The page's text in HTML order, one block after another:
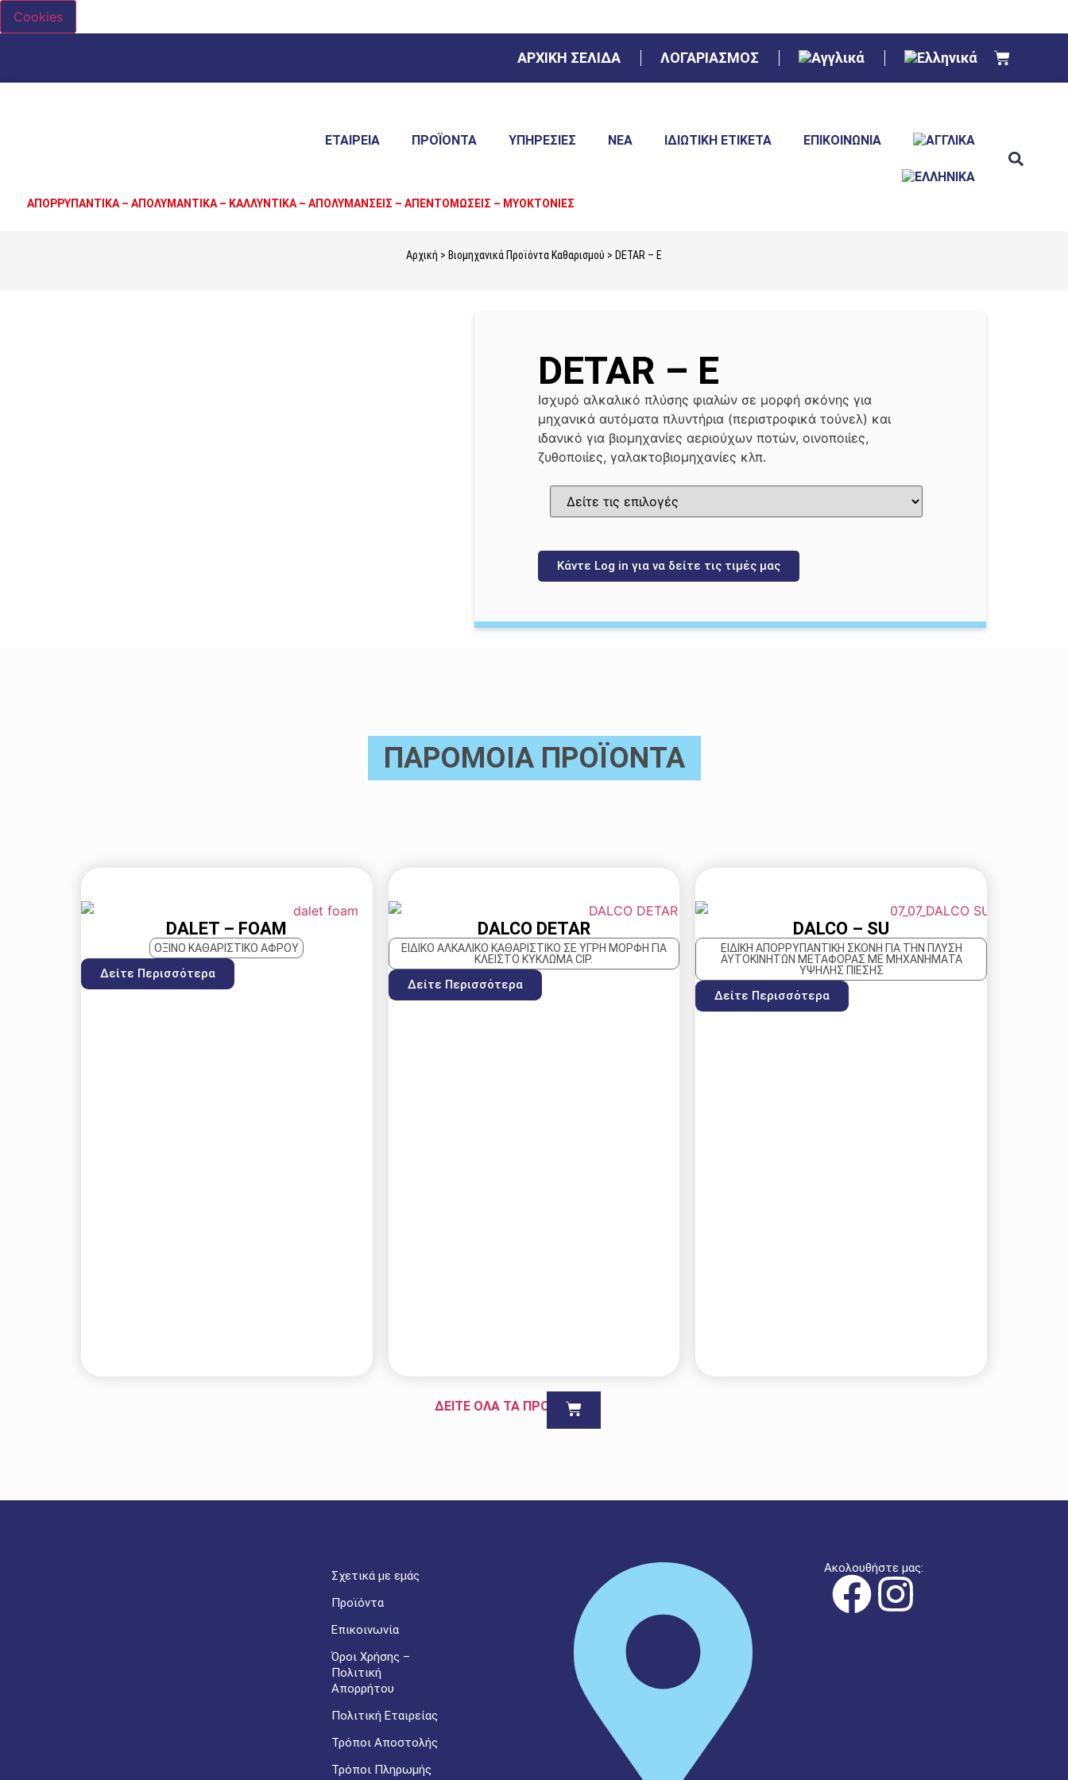
Cookies
ΑΡΧΙΚΗ ΣΕΛΙΔΑ ΛΟΓΑΡΙΑΣΜΟΣ
ΕΤΑΙΡΕΙΑ ΠΡΟΪΌΝΤΑ ΥΠΗΡΕΣΊΕΣ ΝΈΑ ΙΔΙΩΤΙΚΉ ΕΤΙΚΈΤΑ ΕΠΙΚΟΙΝΩΝΊΑ
ΑΠΟΡΡΥΠΑΝΤΙΚΑ – ΑΠΟΛΥΜΑΝΤΙΚΑ – ΚΑΛΛΥΝΤΙΚΑ – ΑΠΟΛΥΜΑΝΣΕΙΣ – ΑΠΕΝΤΟΜΩΣΕΙΣ – ΜΥΟΚΤΟΝΙΕΣ
Αρχική > Βιομηχανικά Προϊόντα Καθαρισμού > DETAR – E
DETAR – E
Ισχυρό αλκαλικό πλύσης φιαλών σε μορφή σκόνης για
μηχανικά αυτόματα πλυντήρια (περιστροφικά τούνελ) και
ιδανικό για βιομηχανίες αεριούχων ποτών, οινοποιίες,
ζυθοποιίες, γαλακτοβιομηχανίες κλπ.
Κάντε Log in για να δείτε τις τιμές μας
ΠΑΡΟΜΟΙΑ ΠΡΟΪΟΝΤΑ
DALET – FOAM
ΌΞΙΝΟ ΚΑΘΑΡΙΣΤΙΚΟ ΑΦΡΟΥ
Δείτε Περισσότερα
DALCO DETAR
ΕΙΔΙΚΌ ΑΛΚΑΛΙΚΌ ΚΑΘΑΡΙΣΤΙΚΌ ΣΕ ΥΓΡΉ ΜΟΡΦΉ ΓΙΑ
ΚΛΕΙΣΤΌ ΚΎΚΛΩΜΑ CIP.
Δείτε Περισσότερα
DALCO – SU
EΙΔΙΚΉ ΑΠΟΡΡΥΠΑΝΤΙΚΉ ΣΚΌΝΗ ΓΙΑ ΤΗΝ ΠΛΎΣΗ
ΑΥΤΟΚΙΝΉΤΩΝ ΜΕΤΑΦΟΡΆΣ ΜΕ ΜΗΧΑΝΉΜΑΤΑ
ΥΨΗΛΉΣ ΠΊΕΣΗΣ
Δείτε Περισσότερα
ΔΕΙΤΕ ΟΛΑ ΤΑ ΠΡΟΪΟΝΤΑ
Σχετικά με εμάς
Προϊόντα
Επικοινωνία
Όροι Χρήσης –
Πολιτική
Απορρήτου
Πολιτική Εταιρείας
Τρόποι Αποστολής
Τρόποι Πληρωμής
Ακολουθήστε μας: